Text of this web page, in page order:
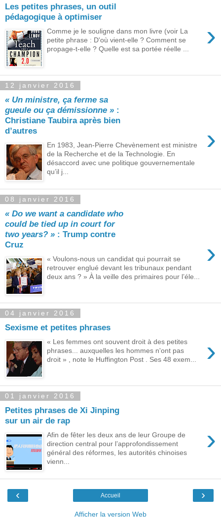
Les petites phrases, un outil
pédagogique à optimiser
›
Comme je le souligne dans mon livre (voir La
petite phrase : D'où vient-elle ? Comment se
propage-t-elle ? Quelle est sa portée réelle ...
12 janvier 2016
« Un ministre, ça ferme sa
gueule ou ça démissionne » :
Christiane Taubira après bien
d’autres
›
En 1983, Jean-Pierre Chevènement est ministre
de la Recherche et de la Technologie. En
désaccord avec une politique gouvernementale
qu’il j...
08 janvier 2016
« Do we want a candidate who
could be tied up in court for
two years? » : Trump contre
Cruz
›
« Voulons-nous un candidat qui pourrait se
retrouver englué devant les tribunaux pendant
deux ans ? » À la veille des primaires pour l’éle...
04 janvier 2016
Sexisme et petites phrases
›
« Les femmes ont souvent droit à des petites
phrases... auxquelles les hommes n'ont pas
droit » , note le Huffington Post . Ses 48 exem...
01 janvier 2016
Petites phrases de Xi Jinping
sur un air de rap
›
Afin de fêter les deux ans de leur Groupe de
direction central pour l’approfondissement
général des réformes, les autorités chinoises
vienn...
‹ ›
Accueil
Afficher la version Web